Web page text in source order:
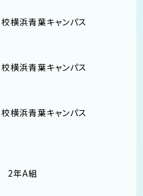
横浜青葉キャンパス
横浜青葉キャンパス
横浜青葉キャンパス
2年A組